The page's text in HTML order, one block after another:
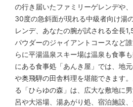
の行き届いたファミリーゲレンデや
30度の急斜面が現れる中級者向け湯
レンデ、あなたの腕が試される全長
パウダーのジャイアントコースなど
らに平湯温泉スキー場は温泉も食事
にある食事処「あんき屋」では、地
や奥飛騨の田舎料理を堪能できます
る「ひらゆの森」は、広大な敷地に
呂や大浴場、湯あがり処、宿泊施設